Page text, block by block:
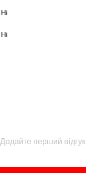
Ні
Ні
Додайте перший відгук